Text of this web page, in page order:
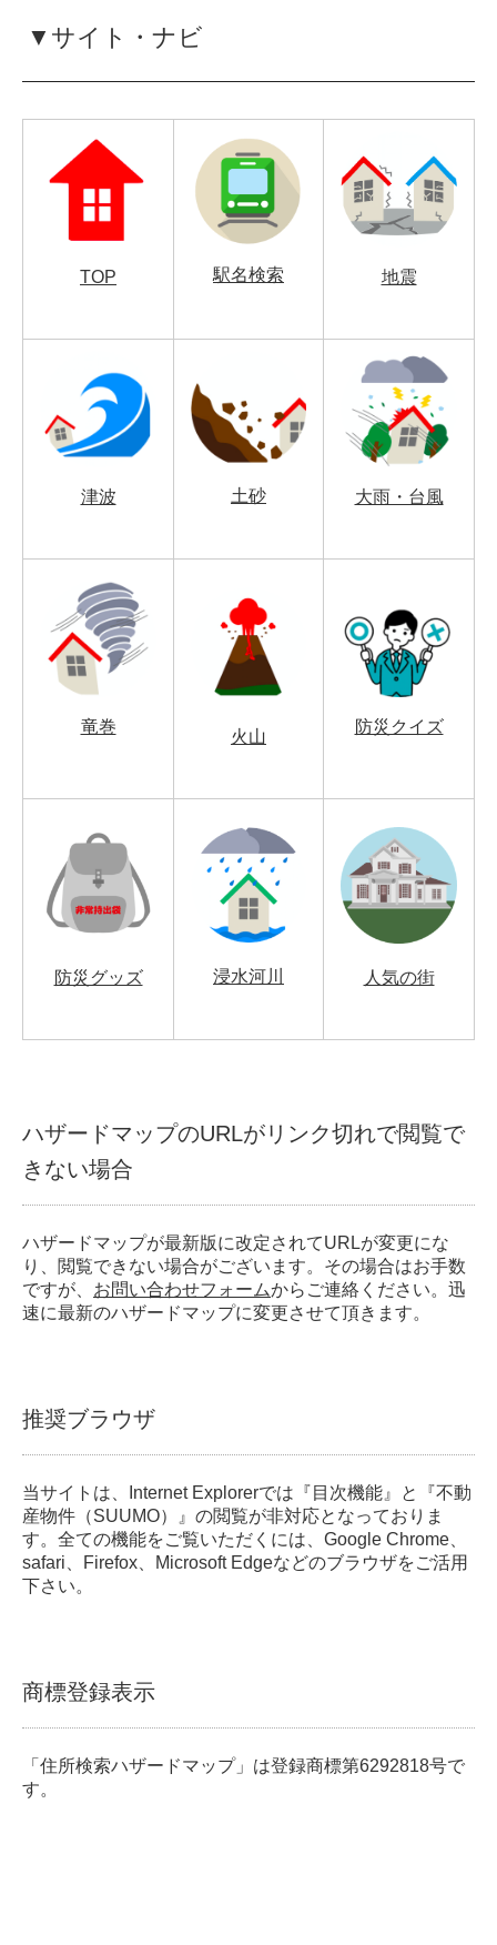
▼サイト・ナビ
TOP 駅名検索 地震
津波 土砂 大雨・台風
竜巻
火山
防災クイズ
防災グッズ 浸水河川 人気の街
ハザードマップのURLがリンク切れで閲覧で
きない場合
ハザードマップが最新版に改定されてURLが変更にな
り、閲覧できない場合がございます。その場合はお手数
ですが、 お問い合わせフォームからご連絡ください。迅
速に最新のハザードマップに変更させて頂きます。
推奨ブラウザ
当サイトは、Internet Explorerでは『目次機能』と『不動
産物件（SUUMO）』の閲覧が非対応となっておりま
す。全ての機能をご覧いただくには、Google Chrome、
safari、Firefox、Microsoft Edgeなどのブラウザをご活用
下さい。
商標登録表示
「住所検索ハザードマップ」は登録商標第6292818号で
す。